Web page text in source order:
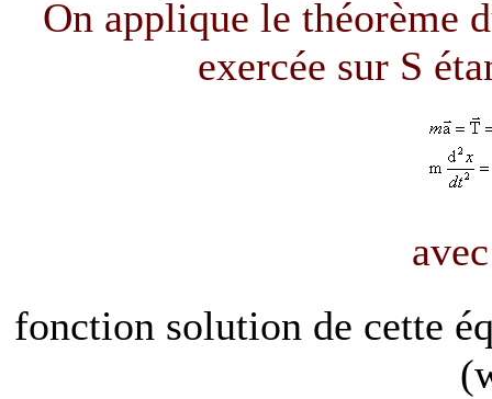
On applique le théorème
exercée sur S
fonction solution de cette
(